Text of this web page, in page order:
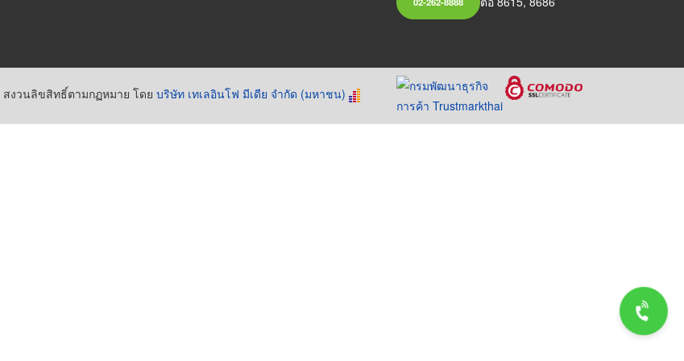
สงวนลิขสิทธิ์ตามกฏหมาย โดย บริษัท เทเลอินโฟ มีเดีย จำกัด (มหาชน)